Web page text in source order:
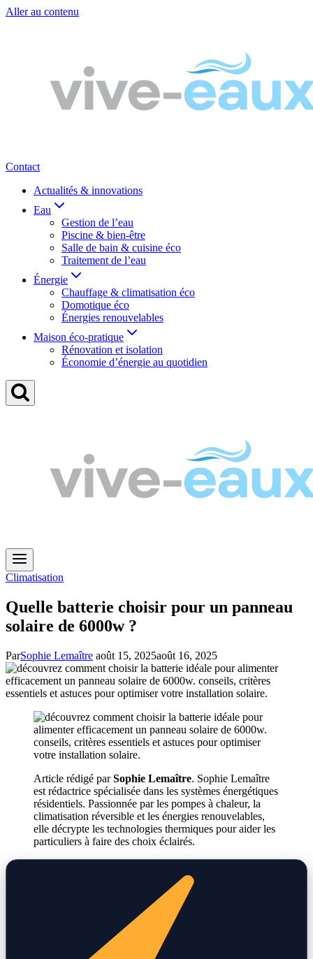
Aller au contenu
Contact
Actualités & innovations
Eau
Gestion de l’eau
Piscine & bien-être
Salle de bain & cuisine éco
Traitement de l’eau
Énergie
Chauffage & climatisation éco
Domotique éco
Énergies renouvelables
Maison éco-pratique
Rénovation et isolation
Économie d’énergie au quotidien
Climatisation
Quelle batterie choisir pour un panneau
solaire de 6000w ?
ParSophie Lemaître août 15, 2025août 16, 2025
Article rédigé parSophie Lemaître. Sophie Lemaître
est rédactrice spécialisée dans les systèmes énergétiques
résidentiels. Passionnée par les pompes à chaleur, la
climatisation réversible et les énergies renouvelables,
elle décrypte les technologies thermiques pour aider les
particuliers à faire des choix éclairés.